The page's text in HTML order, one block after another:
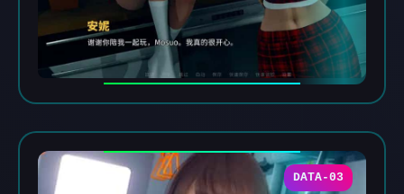
DATA-03